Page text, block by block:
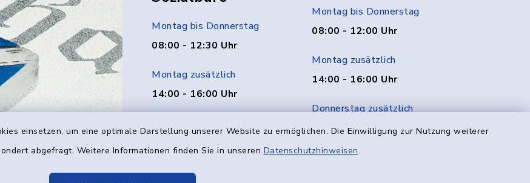
einsetzen, um eine optimale Darstellung unserer Website zu ermöglichen. Die Einwilligung zur Nutzung weiterer
abgefragt. Weitere Informationen finden Sie in unseren Datenschutzhinweisen.
Montag bis Donnerstag
08:00 - 12:30 Uhr
Montag zusätzlich
14:00 - 16:00 Uhr
Freitag
Montag bis Donnerstag
08:00 - 12:00 Uhr
Montag zusätzlich
14:00 - 16:00 Uhr
Donnerstag zusätzlich
14:00 - 18:00 Uhr
Freitag